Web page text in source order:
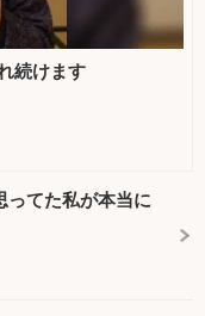
続けます
ってた私が本当に